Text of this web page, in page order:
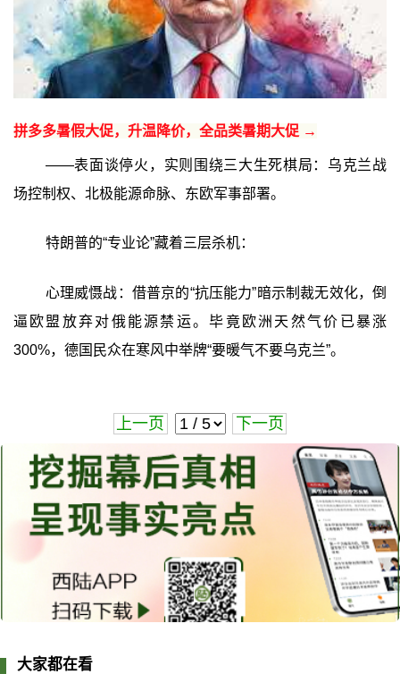
拼多多暑假大促，升温降价，全品类暑期大促 →
——表面谈停火，实则围绕三大生死棋局：乌克兰战
场控制权、北极能源命脉、东欧军事部署。
特朗普的“专业论”藏着三层杀机：
心理威慑战：借普京的“抗压能力”暗示制裁无效化，倒
逼欧盟放弃对俄能源禁运。毕竟欧洲天然气价已暴涨
300%，德国民众在寒风中举牌“要暖气不要乌克兰”。
上一页 下一页
大家都在看